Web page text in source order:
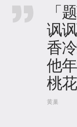
「
讽
香
他
桃
黄巢